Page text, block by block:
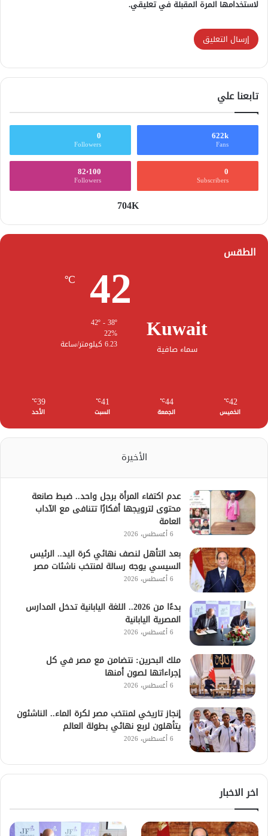
لاستخدامها المرة المقبلة في تعليقي.
تابعنا علي
622k
Fans
0
Followers
0
Subscribers
82٬100
Followers
704K
الطقس
Kuwait
سماء صافية
42
℃
22%
6.23 كيلومتر/ساعة
42
℃
الخميس
44
℃
الجمعة
41
℃
السبت
39
℃
الأحد
الأخيرة
عدم اكتفاء المرأة برجل واحد.. ضبط صانعة
محتوى لترويجها أفكارًا تتنافى مع الآداب
العامة
6 أغسطس، 2026
بعد التأهل لنصف نهائي كرة اليد.. الرئيس
السيسي يوجه رسالة لمنتخب ناشئات مصر
6 أغسطس، 2026
بدءًا من 2026.. اللغة اليابانية تدخل المدارس
المصرية اليابانية
6 أغسطس، 2026
ملك البحرين: نتضامن مع مصر في كل
إجراءاتها لصون أمنها
6 أغسطس، 2026
إنجاز تاريخي لمنتخب مصر لكرة الماء.. الناشئون
يتأهلون لربع نهائي بطولة العالم
6 أغسطس، 2026
اخر الاخبار